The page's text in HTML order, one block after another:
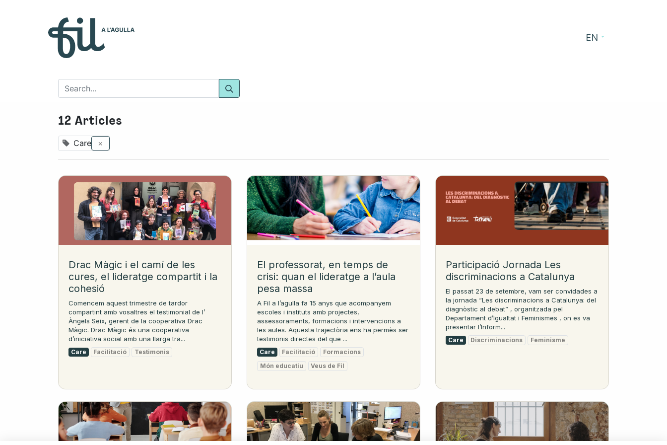
EN
12 Articles
Care ×
Drac Màgic i el camí de les
cures, el lideratge compartit i la
cohesió
Comencem aquest trimestre de tardor
compartint amb vosaltres el testimonial de l’
Àngels Seix, gerent de la cooperativa Drac
Màgic. Drac Màgic és una cooperativa
d’iniciativa social amb una llarga tra...
Care Facilitació Testimonis
El professorat, en temps de
crisi: quan el lideratge a l’aula
pesa massa
A Fil a l’agulla fa 15 anys que acompanyem
escoles i instituts amb projectes,
assessoraments, formacions i intervencions a
les aules. Aquesta trajectòria ens ha permès ser
testimonis directes del que ...
Care Facilitació
Formacions
Món educatiu
Veus de Fil
Participació Jornada Les
discriminacions a Catalunya
El passat 23 de setembre, vam ser convidades a
la jornada “Les discriminacions a Catalunya: del
diagnòstic al debat” , organitzada pel
Departament d’Igualtat i Feminismes , on es va
presentar l’Inform...
Care Discriminacions Feminisme